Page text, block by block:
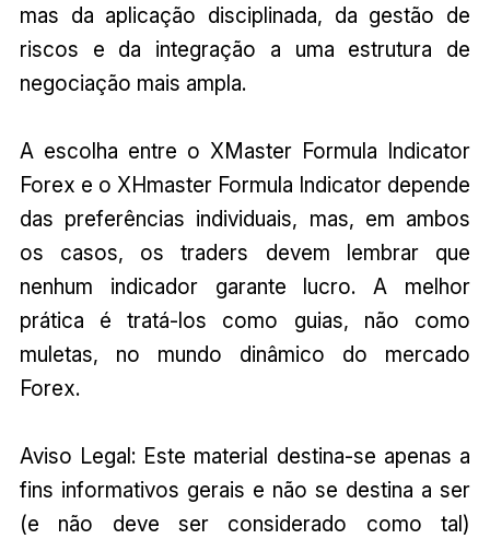
mas da aplicação disciplinada, da gestão de
riscos e da integração a uma estrutura de
negociação mais ampla.
A escolha entre o XMaster Formula Indicator
Forex e o XHmaster Formula Indicator depende
das preferências individuais, mas, em ambos
os casos, os traders devem lembrar que
nenhum indicador garante lucro. A melhor
prática é tratá-los como guias, não como
muletas, no mundo dinâmico do mercado
Forex.
Aviso Legal: Este material destina-se apenas a
fins informativos gerais e não se destina a ser
(e não deve ser considerado como tal)